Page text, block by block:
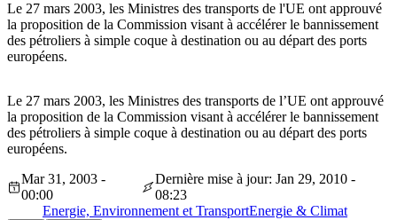
Le 27 mars 2003, les Ministres des transports de l'UE ont approuvé
la proposition de la Commission visant à accélérer le bannissement
des pétroliers à simple coque à destination ou au départ des ports
européens.
Le 27 mars 2003, les Ministres des transports de l’UE ont approuvé
la proposition de la Commission visant à accélérer le bannissement
des pétroliers à simple coque à destination ou au départ des ports
européens.
Mar 31, 2003 -
00:00
Dernière mise à jour: Jan 29, 2010 -
08:23
Energie, Environnement et TransportEnergie & Climat